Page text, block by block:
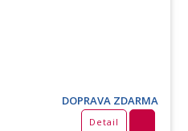
DOPRAVA ZDARMA
Detail